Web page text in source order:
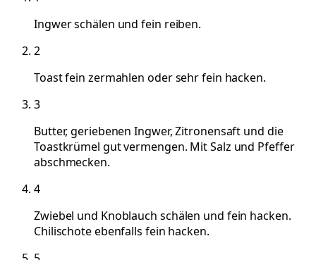
Ingwer schälen und fein reiben.
2
Toast fein zermahlen oder sehr fein hacken.
3
Butter, geriebenen Ingwer, Zitronensaft und die
Toastkrümel gut vermengen. Mit Salz und Pfeffer
abschmecken.
4
Zwiebel und Knoblauch schälen und fein hacken.
Chilischote ebenfalls fein hacken.